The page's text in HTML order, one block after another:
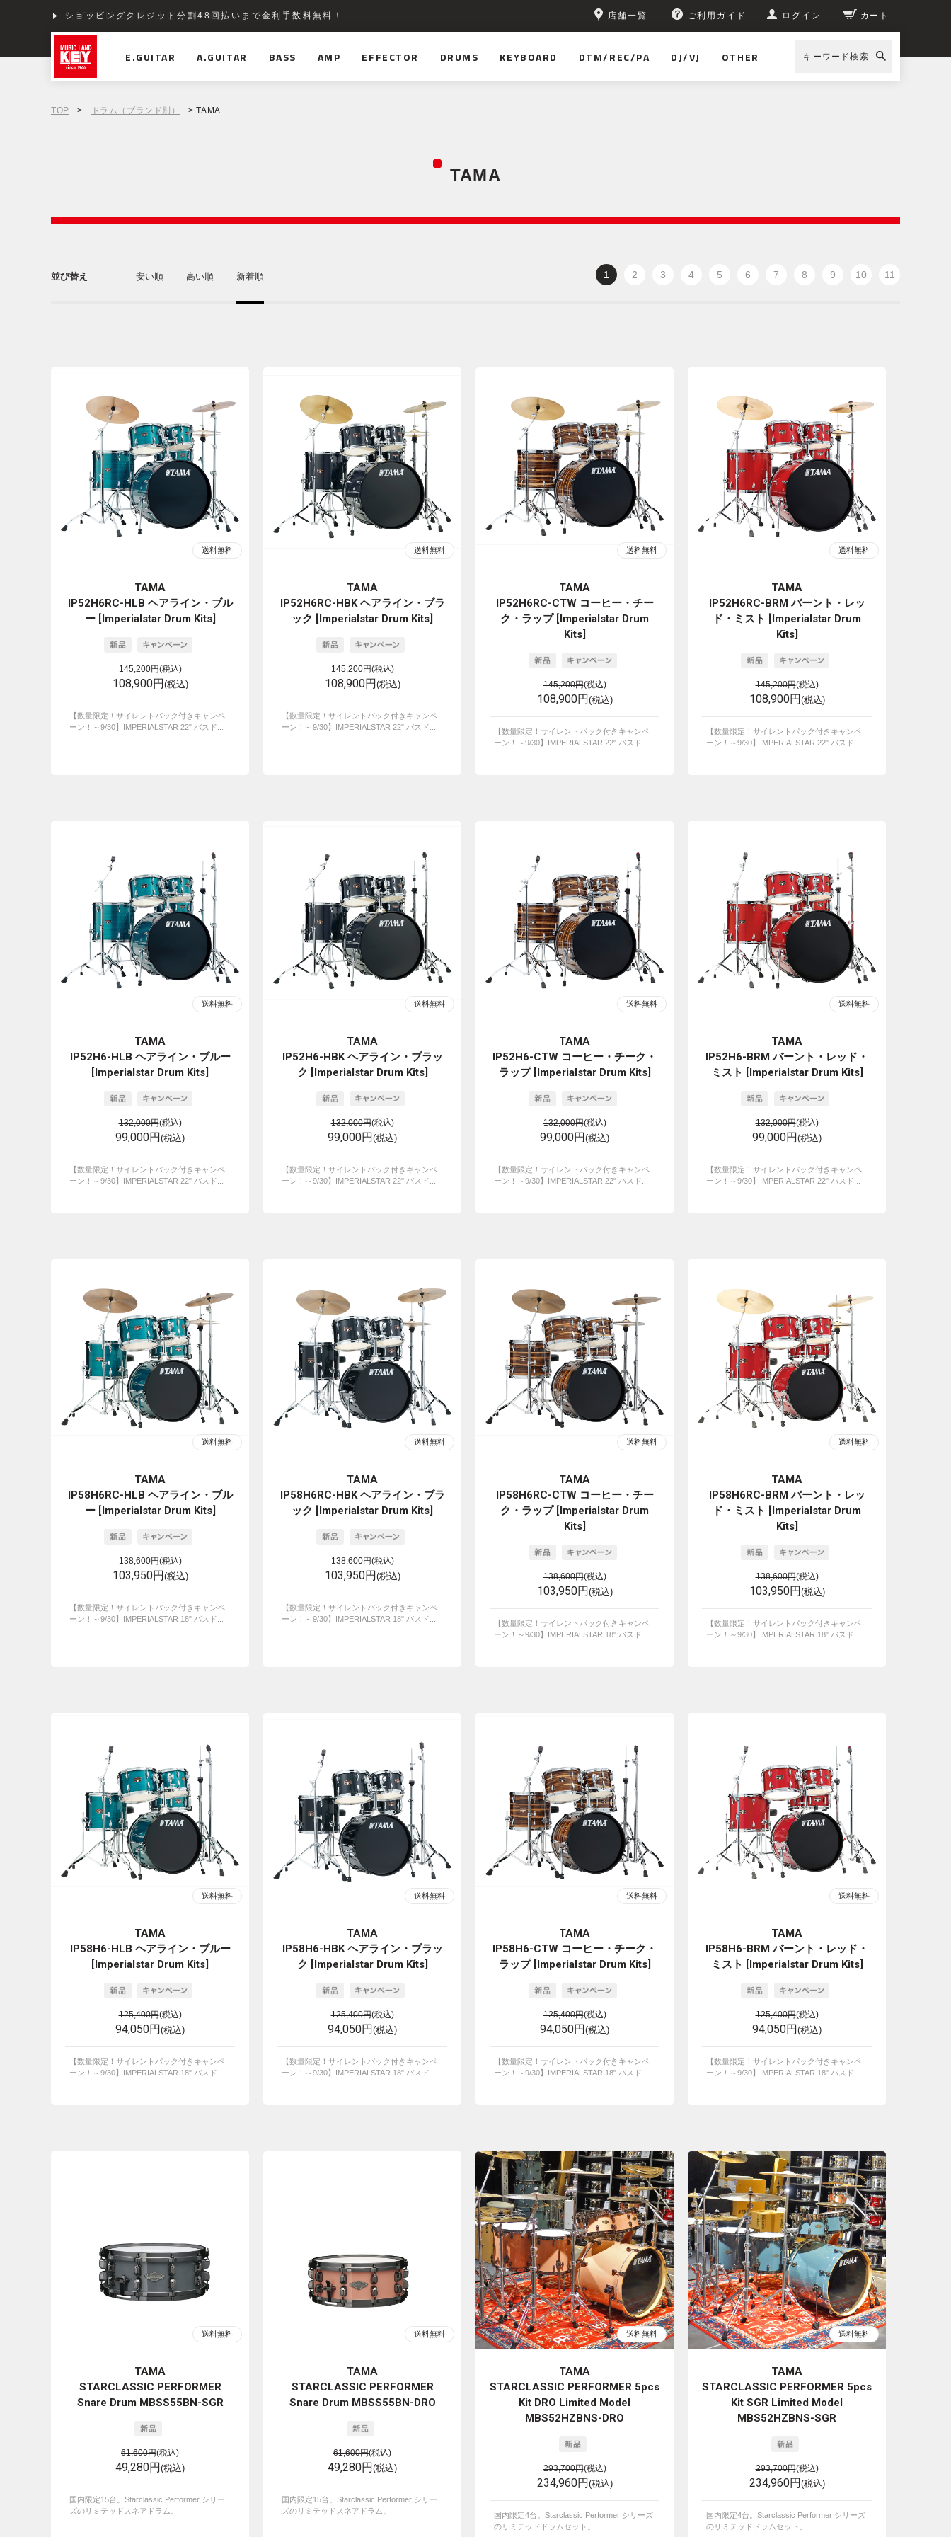
ショッピングクレジット分割48回払いまで金利手数料無料！ 店舗一覧 ご利用ガイド ログイン カート
E.GUITAR A.GUITAR BASS AMP EFFECTOR DRUMS KEYBOARD DTM/REC/PA DJ/VJ OTHER キーワード検索
TOP > ドラム（ブランド別） > TAMA
TAMA
並び替え 安い順 高い順 新着順 1 2 3 4 5 6 7 8 9 10 11
TAMA
IP52H6RC-HLB ヘアライン・ブル
ー [Imperialstar Drum Kits]
145,200円(税込)
108,900円(税込)
【数量限定！サイレントパック付きキャンペ
ーン！～9/30】IMPERIALSTAR 22" バスド...
TAMA
IP52H6RC-HBK ヘアライン・ブラ
ック [Imperialstar Drum Kits]
145,200円(税込)
108,900円(税込)
【数量限定！サイレントパック付きキャンペ
ーン！～9/30】IMPERIALSTAR 22" バスド...
TAMA
IP52H6RC-CTW コーヒー・チー
ク・ラップ [Imperialstar Drum
Kits]
145,200円(税込)
108,900円(税込)
【数量限定！サイレントパック付きキャンペ
ーン！～9/30】IMPERIALSTAR 22" バスド...
TAMA
IP52H6RC-BRM バーント・レッ
ド・ミスト [Imperialstar Drum
Kits]
145,200円(税込)
108,900円(税込)
【数量限定！サイレントパック付きキャンペ
ーン！～9/30】IMPERIALSTAR 22" バスド...
TAMA
IP52H6-HLB ヘアライン・ブルー
[Imperialstar Drum Kits]
132,000円(税込)
99,000円(税込)
【数量限定！サイレントパック付きキャンペ
ーン！～9/30】IMPERIALSTAR 22" バスド...
TAMA
IP52H6-HBK ヘアライン・ブラッ
ク [Imperialstar Drum Kits]
132,000円(税込)
99,000円(税込)
【数量限定！サイレントパック付きキャンペ
ーン！～9/30】IMPERIALSTAR 22" バスド...
TAMA
IP52H6-CTW コーヒー・チーク・
ラップ [Imperialstar Drum Kits]
132,000円(税込)
99,000円(税込)
【数量限定！サイレントパック付きキャンペ
ーン！～9/30】IMPERIALSTAR 22" バスド...
TAMA
IP52H6-BRM バーント・レッド・
ミスト [Imperialstar Drum Kits]
132,000円(税込)
99,000円(税込)
【数量限定！サイレントパック付きキャンペ
ーン！～9/30】IMPERIALSTAR 22" バスド...
TAMA
IP58H6RC-HLB ヘアライン・ブル
ー [Imperialstar Drum Kits]
138,600円(税込)
103,950円(税込)
【数量限定！サイレントパック付きキャンペ
ーン！～9/30】IMPERIALSTAR 18" バスド...
TAMA
IP58H6RC-HBK ヘアライン・ブラ
ック [Imperialstar Drum Kits]
138,600円(税込)
103,950円(税込)
【数量限定！サイレントパック付きキャンペ
ーン！～9/30】IMPERIALSTAR 18" バスド...
TAMA
IP58H6RC-CTW コーヒー・チー
ク・ラップ [Imperialstar Drum
Kits]
138,600円(税込)
103,950円(税込)
【数量限定！サイレントパック付きキャンペ
ーン！～9/30】IMPERIALSTAR 18" バスド...
TAMA
IP58H6RC-BRM バーント・レッ
ド・ミスト [Imperialstar Drum
Kits]
138,600円(税込)
103,950円(税込)
【数量限定！サイレントパック付きキャンペ
ーン！～9/30】IMPERIALSTAR 18" バスド...
TAMA
IP58H6-HLB ヘアライン・ブルー
[Imperialstar Drum Kits]
125,400円(税込)
94,050円(税込)
【数量限定！サイレントパック付きキャンペ
ーン！～9/30】IMPERIALSTAR 18" バスド...
TAMA
IP58H6-HBK ヘアライン・ブラッ
ク [Imperialstar Drum Kits]
125,400円(税込)
94,050円(税込)
【数量限定！サイレントパック付きキャンペ
ーン！～9/30】IMPERIALSTAR 18" バスド...
TAMA
IP58H6-CTW コーヒー・チーク・
ラップ [Imperialstar Drum Kits]
125,400円(税込)
94,050円(税込)
【数量限定！サイレントパック付きキャンペ
ーン！～9/30】IMPERIALSTAR 18" バスド...
TAMA
IP58H6-BRM バーント・レッド・
ミスト [Imperialstar Drum Kits]
125,400円(税込)
94,050円(税込)
【数量限定！サイレントパック付きキャンペ
ーン！～9/30】IMPERIALSTAR 18" バスド...
TAMA
STARCLASSIC PERFORMER
Snare Drum MBSS55BN-SGR
61,600円(税込)
49,280円(税込)
国内限定15台。Starclassic Performer シリー
ズのリミテッドスネアドラム。
TAMA
STARCLASSIC PERFORMER
Snare Drum MBSS55BN-DRO
61,600円(税込)
49,280円(税込)
国内限定15台。Starclassic Performer シリー
ズのリミテッドスネアドラム。
TAMA
STARCLASSIC PERFORMER 5pcs
Kit DRO Limited Model
MBS52HZBNS-DRO
293,700円(税込)
234,960円(税込)
国内限定4台。Starclassic Performer シリーズ
のリミテッドドラムセット。
TAMA
STARCLASSIC PERFORMER 5pcs
Kit SGR Limited Model
MBS52HZBNS-SGR
293,700円(税込)
234,960円(税込)
国内限定4台。Starclassic Performer シリーズ
のリミテッドドラムセット。